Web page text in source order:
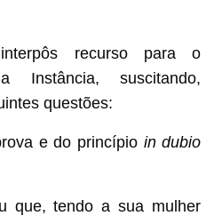
recurso para o
Instância, suscitando,
questões:
e do princípio in dubio
que, tendo a sua mulher